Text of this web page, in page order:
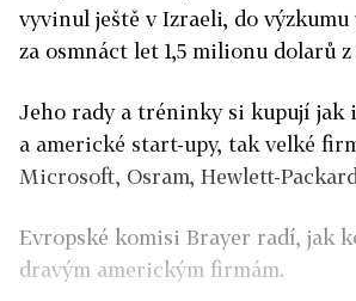
vyvinul ještě v Izraeli, do výzkumu
za osmnáct let 1,5 milionu dolarů
Jeho rady a tréninky si kupují jak
a americké start-upy, tak velké
Microsoft, Osram, Hewlett-
Evropské komisi Brayer radí, jak
dravým americkým firmám.